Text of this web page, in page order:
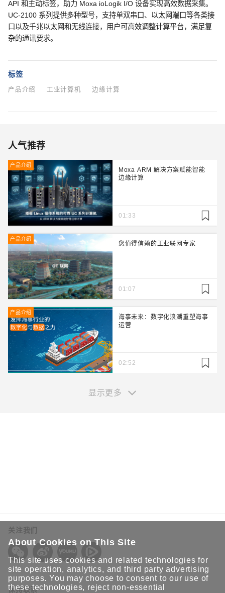
API 和主动标签，助力 Moxa ioLogik I/O 设备实现高效数据采集。
UC-2100 系列提供多种型号，支持单双串口、以太网端口等各类接
口以及千兆以太网和无线连接，用户可高效调整计算平台，满足复
杂的通讯要求。
标签
产品介绍 工业计算机 边缘计算
人气推荐
产品介绍
Moxa ARM 解决方案赋能智能
边缘计算
01:33
产品介绍
您值得信赖的工业联网专家
01:07
产品介绍
海事未来：数字化浪潮重塑海事
运营
02:52
显示更多
名*
邮箱*
关注我们
保持联系
About Cookies on This Site
This site uses cookies and related technologies for
site operation, analytics, and third party advertising
purposes. You may choose to consent to our use of
these technologies, reject non-essential